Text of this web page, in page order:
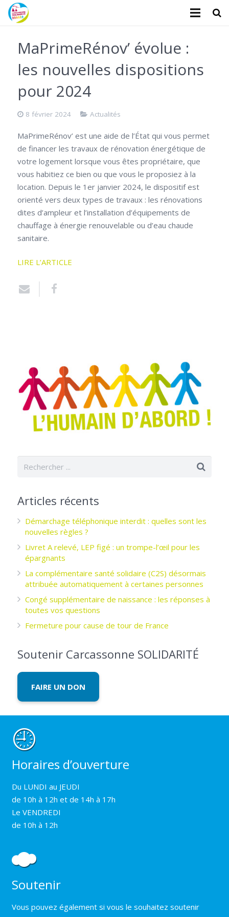
Divers
Actualités
Contact
Faire un don
MaPrimeRénov’ évolue :
les nouvelles dispositions
pour 2024
8 février 2024 Actualités
MaPrimeRénov’ est une aide de l’État qui vous permet
de financer les travaux de rénovation énergétique de
votre logement lorsque vous êtes propriétaire, que
vous habitiez ce bien ou que vous le proposiez à la
location. Depuis le 1er janvier 2024, le dispositif est
orienté vers deux types de travaux : les rénovations
dites d’ampleur et l’installation d’équipements de
chauffage à énergie renouvelable ou d’eau chaude
sanitaire.
LIRE L’ARTICLE
Articles récents
Démarchage téléphonique interdit : quelles sont les
nouvelles règles ?
Livret A relevé, LEP figé : un trompe-l’œil pour les
épargnants ­
La complémentaire santé solidaire (C2S) désormais
attribuée automatiquement à certaines personnes
Congé supplémentaire de naissance : les réponses à
toutes vos questions
Fermeture pour cause de tour de France
Soutenir Carcassonne SOLIDARITÉ
FAIRE UN DON
Horaires d’ouverture
Du LUNDI au JEUDI
de 10h à 12h et de 14h à 17h
Le VENDREDI
de 10h à 12h
Soutenir
Vous pouvez également si vous le souhaitez soutenir